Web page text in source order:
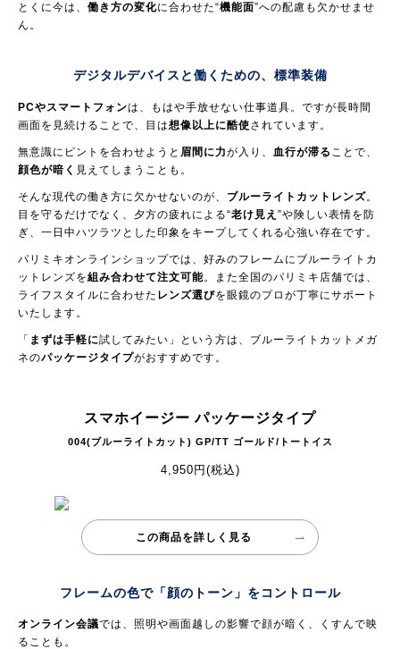
とくに今は、 働き方の変化に合わせた“機能面”への配慮も欠かせませ
ん。
デジタルデバイスと働くための、 標準装備
PCやスマートフォンは、もはや手放せない仕事道具。ですが長時間
画面を見続けることで、目は想像以上に酷使されています。
無意識にピントを合わせようと 眉間に力が入り、 血行が滞る ことで、
顔色が暗く 見えてしまうことも。
そんな現代の働き方に欠かせないのが、 ブルーライトカットレンズ。
目を守るだけでなく、夕方の疲れによる“老け見え ”や険しい表情を防
ぎ、一日中ハツラツとした印象をキープしてくれる心強い存在です。
パリミキオンラインショップでは、好みのフレームにブルーライトカ
ットレンズを組み合わせて注文可能。また全国のパリミキ店舗では、
ライフスタイルに合わせた レンズ選びを眼鏡のプロが丁寧にサポート
いたします。
「 まずは手軽に試してみたい」という方は、ブルーライトカットメガ
ネのパッケージタイプがおすすめです。
スマホイージー パッケージタイプ
004(ブルーライトカット) GP/TT ゴールド/トートイス
4,950円(税込)
この商品を詳しく見る
フレームの色で「顔のトーン」をコントロール
オンライン会議では、照明や画面越しの影響で顔が暗く、くすんで映
ることも。